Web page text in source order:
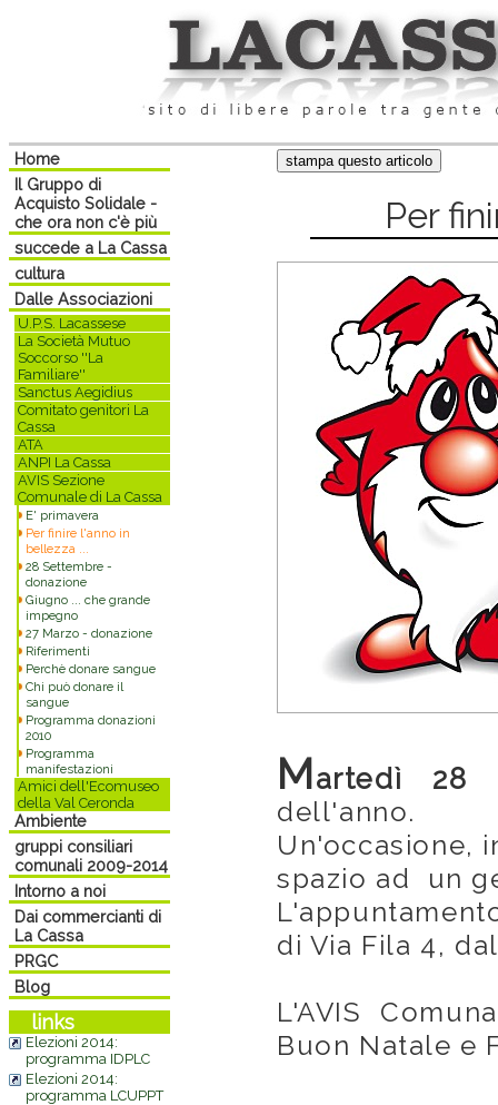
Home
Il Gruppo di
Acquisto Solidale -
che ora non c'è più
succede a La Cassa
cultura
Dalle Associazioni
U.P.S. Lacassese
La Società Mutuo
Soccorso ''La
Familiare''
Sanctus Aegidius
Comitato genitori La
Cassa
ATA
ANPI La Cassa
AVIS Sezione
Comunale di La Cassa
E' primavera
Per finire l'anno in
bellezza ...
28 Settembre -
donazione
Giugno ... che grande
impegno
27 Marzo - donazione
Riferimenti
Perchè donare sangue
Chi può donare il
sangue
Programma donazioni
2010
Programma
manifestazioni
Amici dell'Ecomuseo
della Val Ceronda
Ambiente
gruppi consiliari
comunali 2009-2014
Intorno a noi
Dai commercianti di
La Cassa
PRGC
Blog
links
Elezioni 2014:
programma IDPLC
Elezioni 2014:
programma LCUPPT
Per
Martedì 28
dell'anno.
Un'occasione,
spazio ad un
di Via Fila 4,
L'AVIS
Buon Natale e